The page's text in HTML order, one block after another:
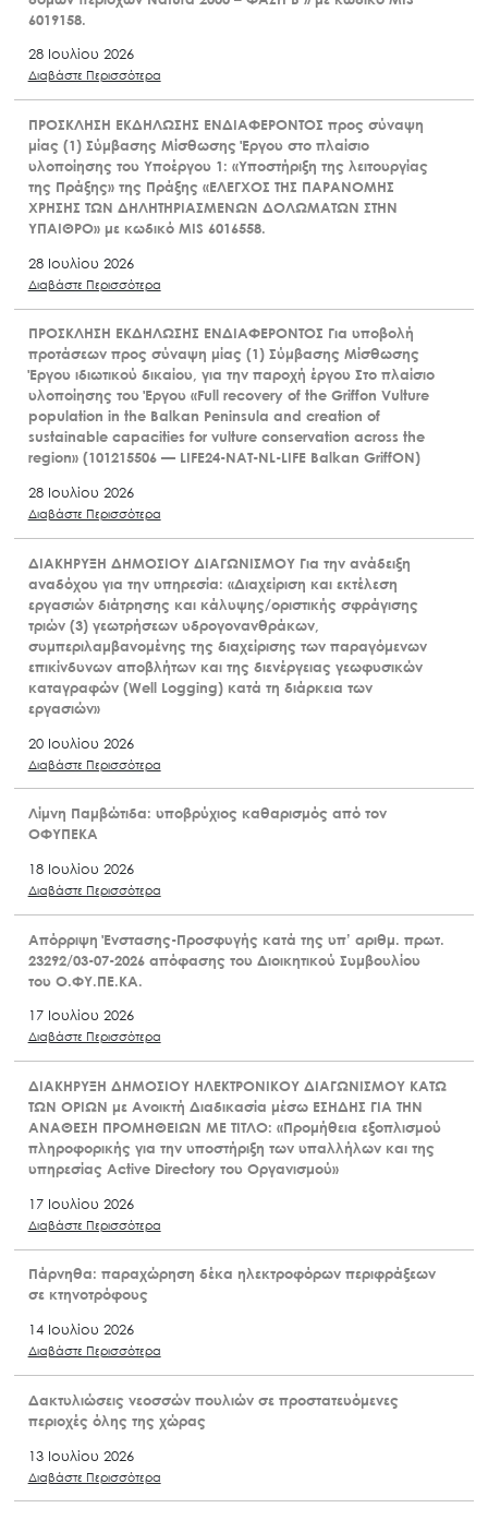
6019158.
28 Ιουλίου 2026
Διαβάστε Περισσότερα
ΠΡΟΣΚΛΗΣΗ ΕΚΔΗΛΩΣΗΣ ΕΝΔΙΑΦΕΡΟΝΤΟΣ προς σύναψη
μίας (1) Σύμβασης Μίσθωσης Έργου στο πλαίσιο
υλοποίησης του Υποέργου 1: «Υποστήριξη της λειτουργίας
της Πράξης» της Πράξης «ΕΛΕΓΧΟΣ ΤΗΣ ΠΑΡΑΝΟΜΗΣ
ΧΡΗΣΗΣ ΤΩΝ ΔΗΛΗΤΗΡΙΑΣΜΕΝΩΝ ΔΟΛΩΜΑΤΩΝ ΣΤΗΝ
ΥΠΑΙΘΡΟ» με κωδικό MIS 6016558.
28 Ιουλίου 2026
Διαβάστε Περισσότερα
ΠΡΟΣΚΛΗΣΗ ΕΚΔΗΛΩΣΗΣ ΕΝΔΙΑΦΕΡΟΝΤΟΣ Για υποβολή
προτάσεων προς σύναψη μίας (1) Σύμβασης Μίσθωσης
Έργου ιδιωτικού δικαίου, για την παροχή έργου Στο πλαίσιο
υλοποίησης του Έργου «Full recovery of the Griffon Vulture
population in the Balkan Peninsula and creation of
sustainable capacities for vulture conservation across the
region» (101215506 — LIFE24-NAT-NL-LIFE Balkan GriffON)
28 Ιουλίου 2026
Διαβάστε Περισσότερα
ΔΙΑΚΗΡΥΞΗ ΔΗΜΟΣΙΟΥ ΔΙΑΓΩΝΙΣΜΟΥ Για την ανάδειξη
αναδόχου για την υπηρεσία: «Διαχείριση και εκτέλεση
εργασιών διάτρησης και κάλυψης/οριστικής σφράγισης
τριών (3) γεωτρήσεων υδρογονανθράκων,
συμπεριλαμβανομένης της διαχείρισης των παραγόμενων
επικίνδυνων αποβλήτων και της διενέργειας γεωφυσικών
καταγραφών (Well Logging) κατά τη διάρκεια των
εργασιών»
20 Ιουλίου 2026
Διαβάστε Περισσότερα
Λίμνη Παμβώτιδα: υποβρύχιος καθαρισμός από τον
ΟΦΥΠΕΚΑ
18 Ιουλίου 2026
Διαβάστε Περισσότερα
Απόρριψη Ένστασης-Προσφυγής κατά της υπ’ αριθμ. πρωτ.
23292/03-07-2026 απόφασης του Διοικητικού Συμβουλίου
του Ο.ΦΥ.ΠΕ.ΚΑ.
17 Ιουλίου 2026
Διαβάστε Περισσότερα
ΔΙΑΚΗΡΥΞΗ ΔΗΜΟΣΙΟΥ ΗΛΕΚΤΡΟΝΙΚΟΥ ΔΙΑΓΩΝΙΣΜΟΥ ΚΑΤΩ
ΤΩΝ ΟΡΙΩΝ με Ανοικτή Διαδικασία μέσω ΕΣΗΔΗΣ ΓΙΑ ΤΗΝ
ΑΝΑΘΕΣΗ ΠΡΟΜΗΘΕΙΩΝ ΜΕ ΤΙΤΛΟ: «Προμήθεια εξοπλισμού
πληροφορικής για την υποστήριξη των υπαλλήλων και της
υπηρεσίας Active Directory του Οργανισμού»
17 Ιουλίου 2026
Διαβάστε Περισσότερα
Πάρνηθα: παραχώρηση δέκα ηλεκτροφόρων περιφράξεων
σε κτηνοτρόφους
14 Ιουλίου 2026
Διαβάστε Περισσότερα
Δακτυλιώσεις νεοσσών πουλιών σε προστατευόμενες
περιοχές όλης της χώρας
13 Ιουλίου 2026
Διαβάστε Περισσότερα